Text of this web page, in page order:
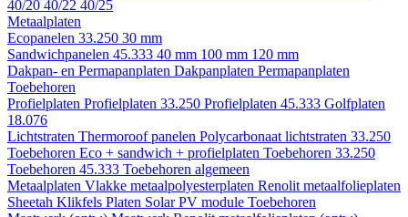
40/20 40/22 40/25
Metaalplaten
Ecopanelen 33.250 30 mm
Sandwichpanelen 45.333 40 mm 100 mm 120 mm
Dakpan- en Permapanplaten Dakpanplaten Permapanplaten
Toebehoren
Profielplaten Profielplaten 33.250 Profielplaten 45.333 Golfplaten
18.076
Lichtstraten Thermoroof panelen Polycarbonaat lichtstraten 33.250
Toebehoren Eco + sandwich + profielplaten Toebehoren 33.250
Toebehoren 45.333 Toebehoren algemeen
Metaalplaten Vlakke metaalpolyesterplaten Renolit metaalfolieplaten
Sheetah Klikfels Platen Solar PV module Toebehoren